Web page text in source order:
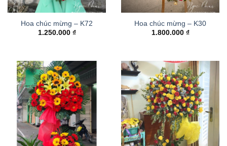
Hoa chúc mừng – K72
1.250.000 ₫
Hoa chúc mừng – K30
1.800.000 ₫